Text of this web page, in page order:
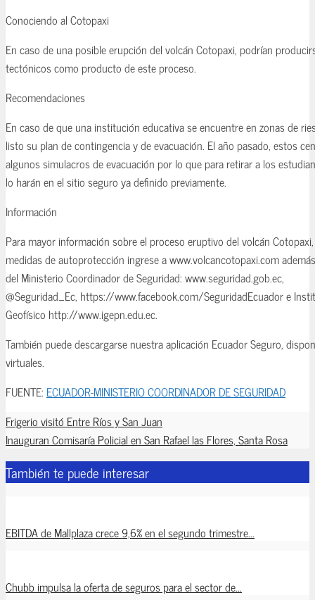
Conociendo al Cotopaxi
En caso de una posible erupción del volcán Cotopaxi, podrían
tectónicos como producto de este proceso.
Recomendaciones
En caso de que una institución educativa se encuentre en zonas de
listo su plan de contingencia y de evacuación. El año pasado, estos
algunos simulacros de evacuación por lo que para retirar a los
lo harán en el sitio seguro ya definido previamente.
Información
Para mayor información sobre el proceso eruptivo del volcán
medidas de autoprotección ingrese a www.volcancotopaxi.com
del Ministerio Coordinador de Seguridad: www.seguridad.gob.ec,
@Seguridad_Ec, https://www.facebook.com/SeguridadEcuador e
Geofísico http://www.igepn.edu.ec.
También puede descargarse nuestra aplicación Ecuador Seguro,
virtuales.
FUENTE: ECUADOR-MINISTERIO COORDINADOR DE SEGURIDAD
Frigerio visitó Entre Ríos y San Juan
Inauguran Comisaría Policial en San Rafael las Flores, Santa Rosa
También te puede interesar
EBITDA de Mallplaza crece 9,6% en el segundo trimestre...
Chubb impulsa la oferta de seguros para el sector de...